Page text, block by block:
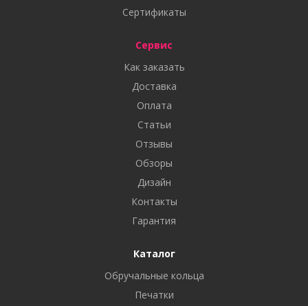
Сертификаты
Сервис
Как заказать
Доставка
Оплата
Статьи
Отзывы
Обзоры
Дизайн
Контакты
Гарантия
Каталог
Обручальные кольца
Печатки